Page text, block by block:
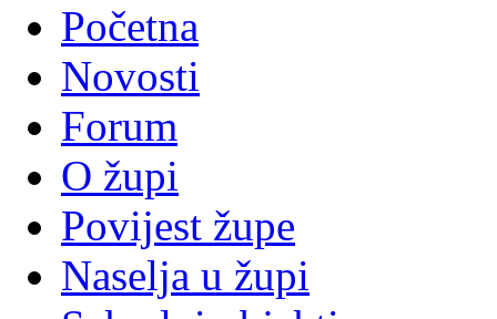
Početna
Novosti
Forum
O župi
Povijest župe
Naselja u župi